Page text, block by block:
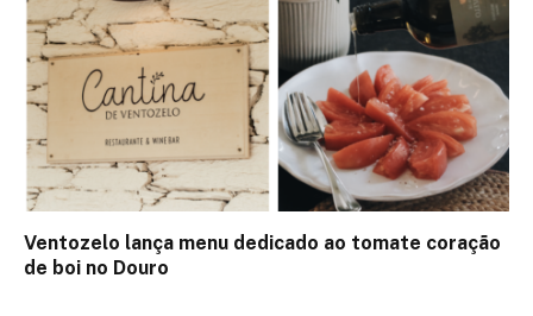
Ventozelo lança menu dedicado ao tomate coração
de boi no Douro